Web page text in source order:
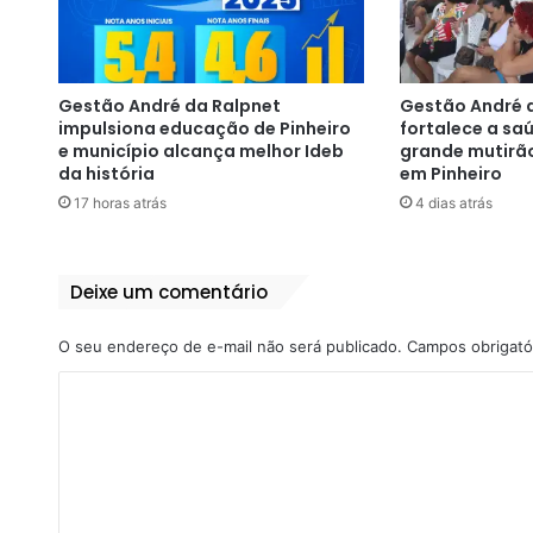
Gestão André da Ralpnet
impulsiona educação de Pinheiro
e município alcança melhor Ideb
da história
17 horas atrás
Gestão André
fortalece a
grande
em Pinheiro
4 dias atrás
Deixe um comentário
O seu endereço de e-mail não será publicado. Campos